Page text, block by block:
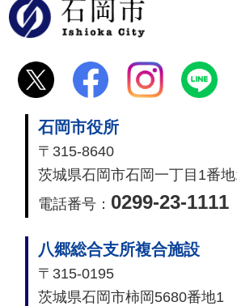
石岡市役所
〒315-8640
茨城県石岡市石岡一丁目1番
電話番号： 0299-23-1111
八郷総合支所複合施設
〒315-0195
茨城県石岡市柿岡5680番地1